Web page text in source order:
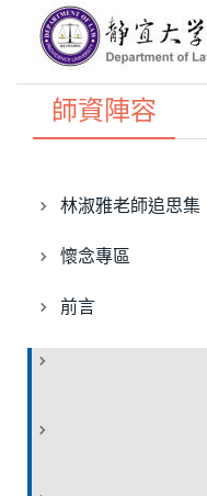
師資陣容
林淑雅老師追思集
懷念專區
前言